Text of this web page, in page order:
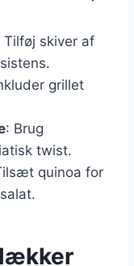
Tilføj skiver af
grillet
: Brug
twist.
quinoa for
lækker